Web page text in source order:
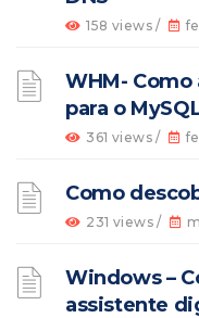
158 views /
WHM-
para o
361 views /
Como
231 views /
Windows –
assistente